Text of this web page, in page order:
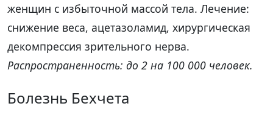
женщин с избыточной массой тела. Лечение:
снижение веса, ацетазоламид, хирургическая
декомпрессия зрительного нерва.
Распространенность: до 2 на 100 000 человек.
Болезнь Бехчета